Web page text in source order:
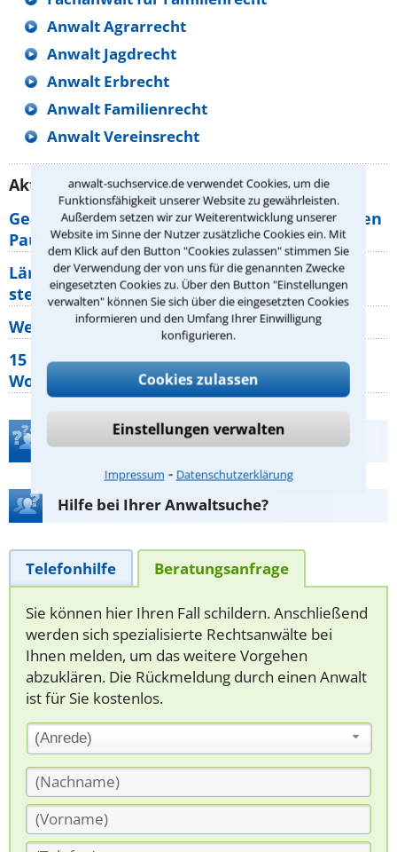
anwalt-suchservice.de verwendet Cookies, um die
Funktionsfähigkeit unserer Website zu gewährleisten.
Außerdem setzen wir zur Weiterentwicklung unserer
Website im Sinne der Nutzer zusätzliche Cookies ein. Mit
dem Klick auf den Button "Cookies zulassen" stimmen Sie
der Verwendung der von uns für die genannten Zwecke
eingesetzten Cookies zu. Über den Button "Einstellungen
verwalten" können Sie sich über die eingesetzten Cookies
informieren und den Umfang Ihrer Einwilligung
konfigurieren.
Cookies zulassen
Einstellungen verwalten
Impressum ⁃ Datenschutzerklärung
Anwalt Agrarrecht
Anwalt Jagdrecht
Anwalt Erbrecht
Anwalt Familienrecht
Anwalt Vereinsrecht
Aktuelle Rechtstipps unserer Redaktion
Geänderte Abflugzeiten: Welche Rechte haben
Pauschalurlauber?
Lärm von den Nachbarn: Welche Rechte
stehen mir zu?
Wer muss Zweitwohnungssteuer zahlen?
15 elementare Rechte, die jeder
Wohnungseigentümer kennen sollte
Teste Dein Rechtswissen
Hilfe bei Ihrer Anwaltsuche?
Telefonhilfe Beratungsanfrage
Sie können hier Ihren Fall schildern. Anschließend
werden sich spezialisierte Rechtsanwälte bei
Ihnen melden, um das weitere Vorgehen
abzuklären. Die Rückmeldung durch einen Anwalt
ist für Sie kostenlos.
(Anrede)